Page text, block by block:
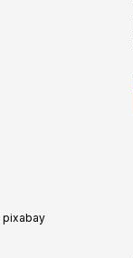
pixabay